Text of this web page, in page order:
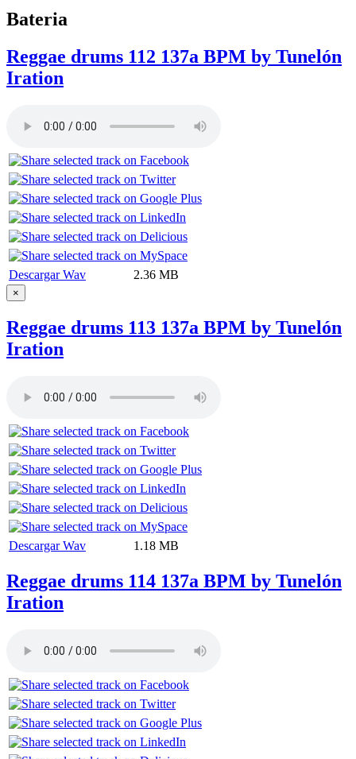
Bateria
Reggae drums 112 137a BPM by Tunelón
Iration
Descargar Wav 2.36 MB
×
Reggae drums 113 137a BPM by Tunelón
Iration
Descargar Wav 1.18 MB
Reggae drums 114 137a BPM by Tunelón
Iration